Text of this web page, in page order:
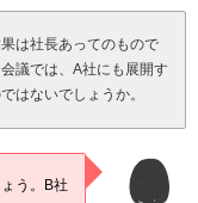
は社長あってのもので
議では、A社にも展開す
はないでしょうか。
う。B社